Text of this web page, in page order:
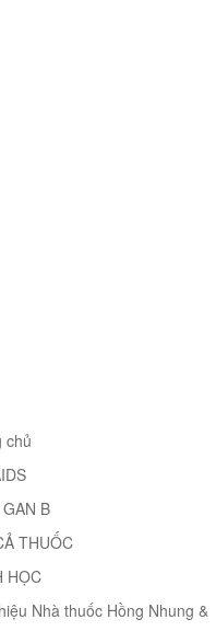
chủ
B
THUỐC
HỌC
Nhà thuốc Hồng Nhung &